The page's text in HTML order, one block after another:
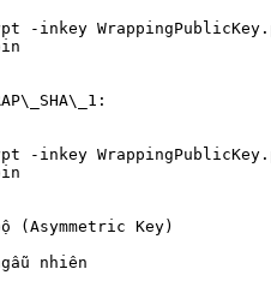
-inkey
-inkey
(Asymmetric Key)
nhiên